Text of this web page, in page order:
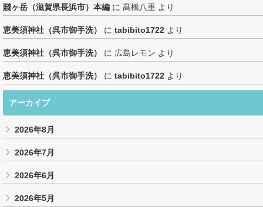
賤ヶ岳（滋賀県長浜市）本編 に 髙橋八重 より
恵美須神社（呉市御手洗） に tabibito1722 より
恵美須神社（呉市御手洗） に 広島レモン より
恵美須神社（呉市御手洗） に tabibito1722 より
アーカイブ
2026年8月
2026年7月
2026年6月
2026年5月